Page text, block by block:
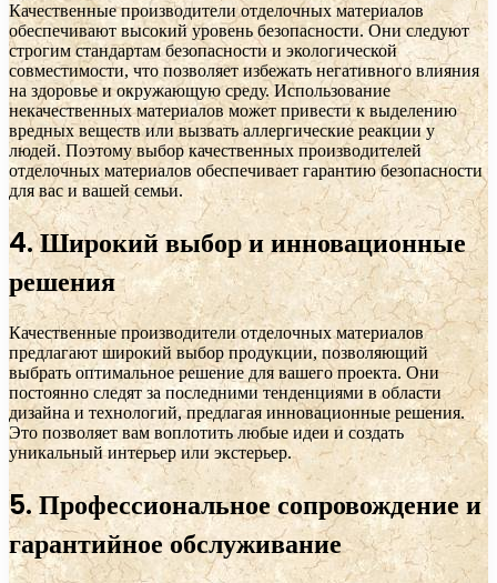
Качественные производители отделочных материалов
обеспечивают высокий уровень безопасности. Они следуют
строгим стандартам безопасности и экологической
совместимости, что позволяет избежать негативного влияния
на здоровье и окружающую среду. Использование
некачественных материалов может привести к выделению
вредных веществ или вызвать аллергические реакции у
людей. Поэтому выбор качественных производителей
отделочных материалов обеспечивает гарантию безопасности
для вас и вашей семьи.
4. Широкий выбор и инновационные
решения
Качественные производители отделочных материалов
предлагают широкий выбор продукции, позволяющий
выбрать оптимальное решение для вашего проекта. Они
постоянно следят за последними тенденциями в области
дизайна и технологий, предлагая инновационные решения.
Это позволяет вам воплотить любые идеи и создать
уникальный интерьер или экстерьер.
5. Профессиональное сопровождение и
гарантийное обслуживание